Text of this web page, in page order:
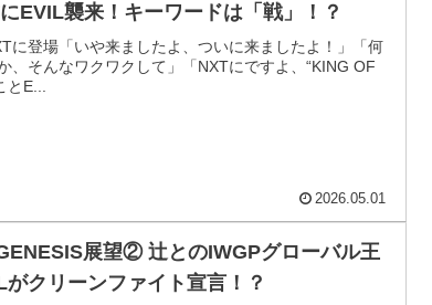
EVIL襲来！キーワードは「戦」！？
に登場「いや来ましたよ、ついに来ましたよ！」「何
、そんなワクワクして」「NXTにですよ、“KING OF
E...
2026.05.01
展望② 辻とのIWGPグローバル王
がクリーンファイト宣言！？